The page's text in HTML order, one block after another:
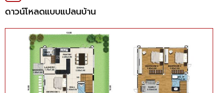
ดาวน์โหลดแบบแปลนบ้าน